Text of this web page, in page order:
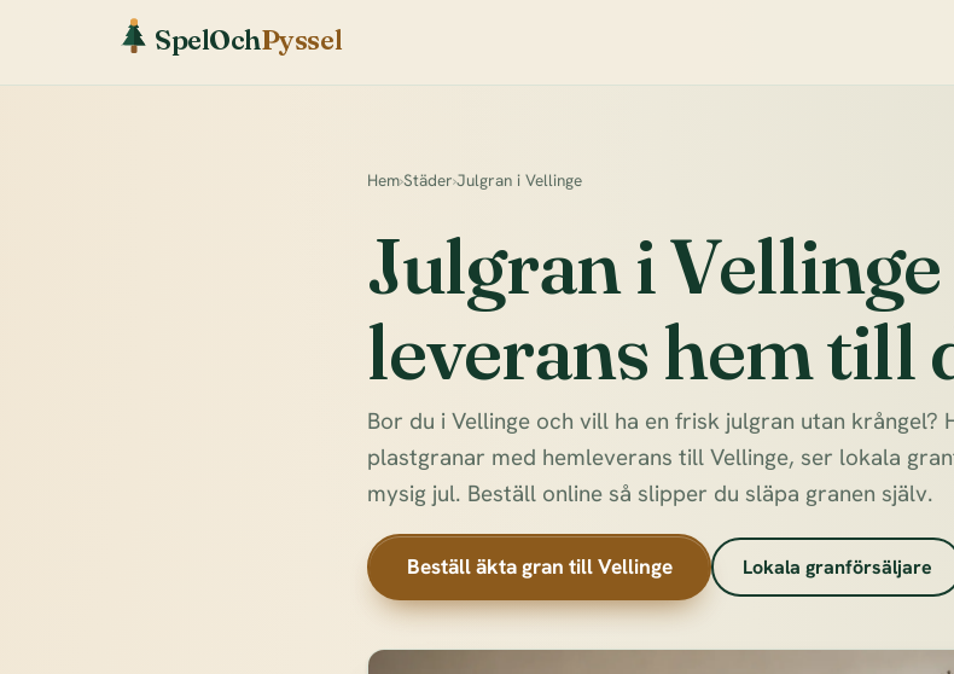
SpelOchPyssel
Hem›Städer›Julgran i Vellinge
Julgran i Vellinge
leverans hem till
Bor du i Vellinge och vill ha en frisk julgran utan
plastgranar med hemleverans till Vellinge, ser lokala
mysig jul. Beställ online så slipper du släpa granen själv.
Beställ äkta gran till Vellinge Lokala granförsäljare